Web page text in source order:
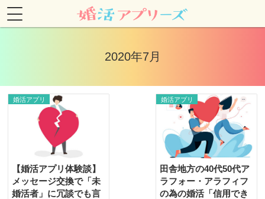
2020年7月
【婚活アプリ体験談】
メッセージ交換で「未
婚活者」に冗談でも言
婚活アプリ
田舎地方の40代50代ア
ラフォー・アラフィフ
の為の婚活「信用でき
婚活アプリ